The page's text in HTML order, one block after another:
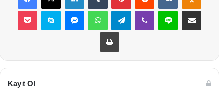
Pocket Skype MessengerWhatsAppTelegramViber Line E-Posta ile
Yazdır
Kayıt Ol